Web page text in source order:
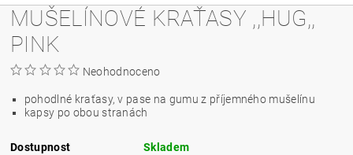
MUŠELÍNOVÉ KRAŤASY ,,HUG,,
PINK
Neohodnoceno
pohodlné kraťasy, v pase na gumu z příjemného mušelínu
kapsy po obou stranách
Dostupnost
Skladem